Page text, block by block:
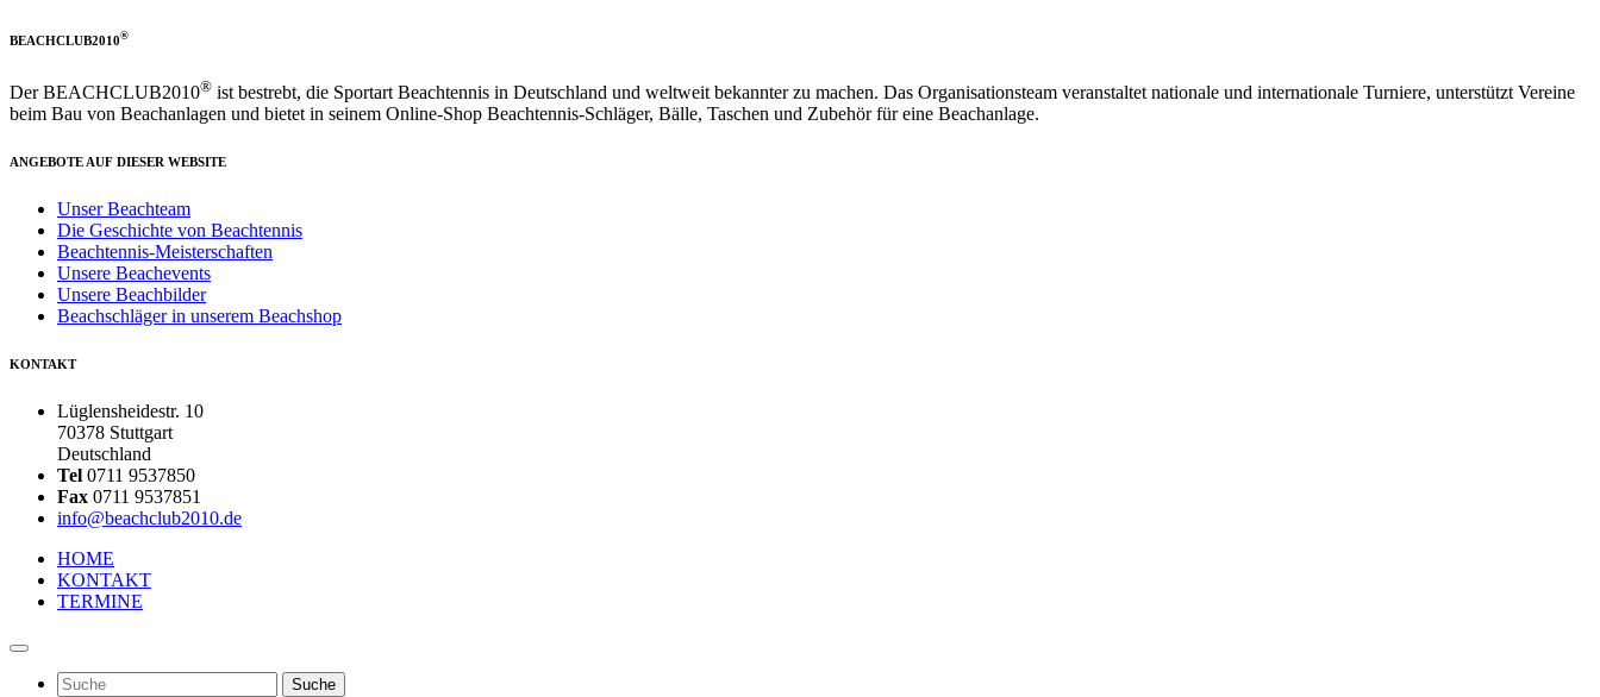
BEACHCLUB2010®
Der BEACHCLUB2010® ist bestrebt, die Sportart Beachtennis in Deutschland und weltweit bekannter zu machen. Das Organisationsteam veranstaltet nationale und internationale Turniere, unterstützt Vereine
beim Bau von Beachanlagen und bietet in seinem Online-Shop Beachtennis-Schläger, Bälle, Taschen und Zubehör für eine Beachanlage.
ANGEBOTE AUF DIESER WEBSITE
Unser Beachteam
Die Geschichte von Beachtennis
Beachtennis-Meisterschaften
Unsere Beachevents
Unsere Beachbilder
Beachschläger in unserem Beachshop
KONTAKT
Lüglensheidestr. 10
70378 Stuttgart
Deutschland
Tel 0711 9537850
Fax 0711 9537851
info@beachclub2010.de
HOME
KONTAKT
TERMINE
Suche